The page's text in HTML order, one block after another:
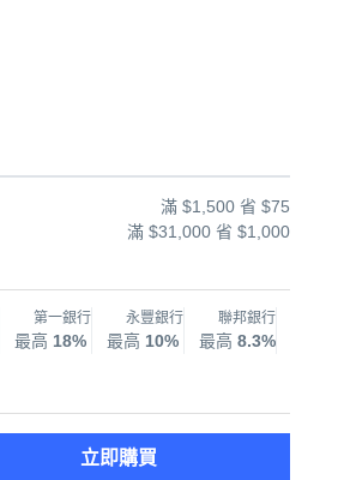
滿 $1,500 省 $75
滿 $31,000 省 $1,000
第一銀行
最高 18%
永豐銀行
最高 10%
聯邦銀行
最高 8.3%
立即購買